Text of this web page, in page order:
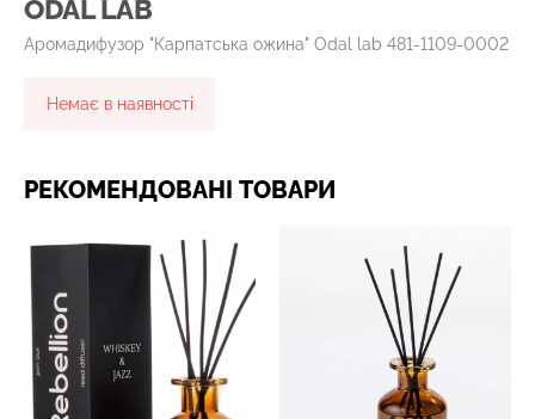
ODAL LAB
Аромадифузор "Карпатська ожина" Odal lab 481-1109-0002
Немає в наявності
РЕКОМЕНДОВАНІ ТОВАРИ